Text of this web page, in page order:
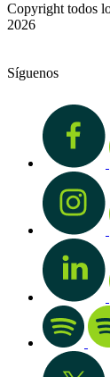
Copyright todos
2026
Síguenos